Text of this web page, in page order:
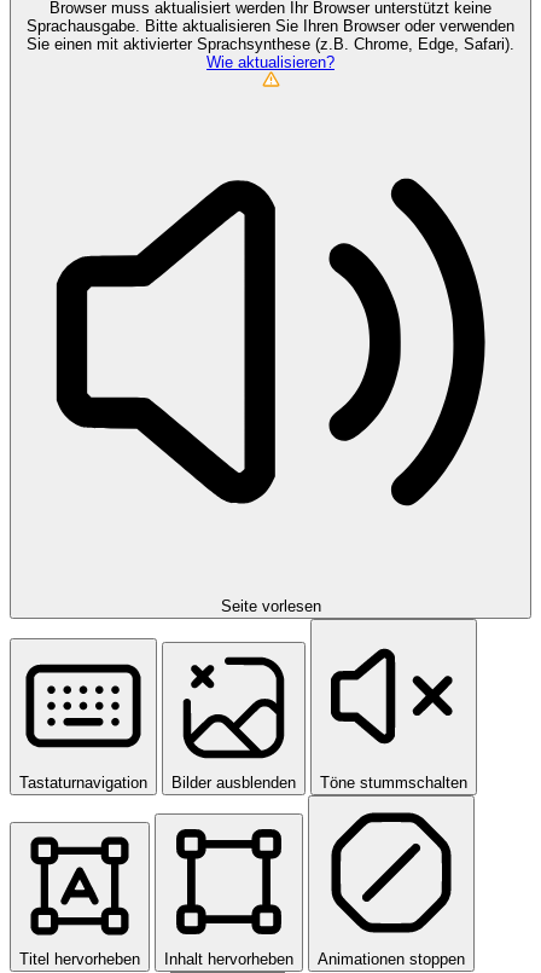
Browser muss aktualisiert werden
Ihr Browser unterstützt keine
Sprachausgabe. Bitte aktualisieren Sie Ihren Browser oder verwenden
Sie einen mit aktivierter Sprachsynthese (z.B. Chrome, Edge, Safari).
Wie aktualisieren?
Seite vorlesen
Tastaturnavigation Bilder ausblenden Töne stummschalten
Titel hervorheben Inhalt hervorheben Animationen stoppen